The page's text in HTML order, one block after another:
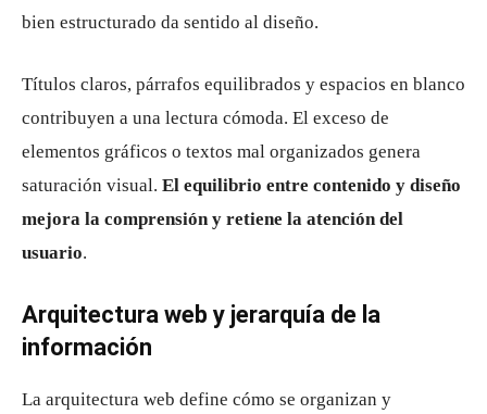
bien estructurado da sentido al diseño.
Títulos claros, párrafos equilibrados y espacios en blanco
contribuyen a una lectura cómoda. El exceso de
elementos gráficos o textos mal organizados genera
saturación visual. El equilibrio entre contenido y diseño
mejora la comprensión y retiene la atención del
usuario.
Arquitectura web y jerarquía de la
información
La arquitectura web define cómo se organizan y